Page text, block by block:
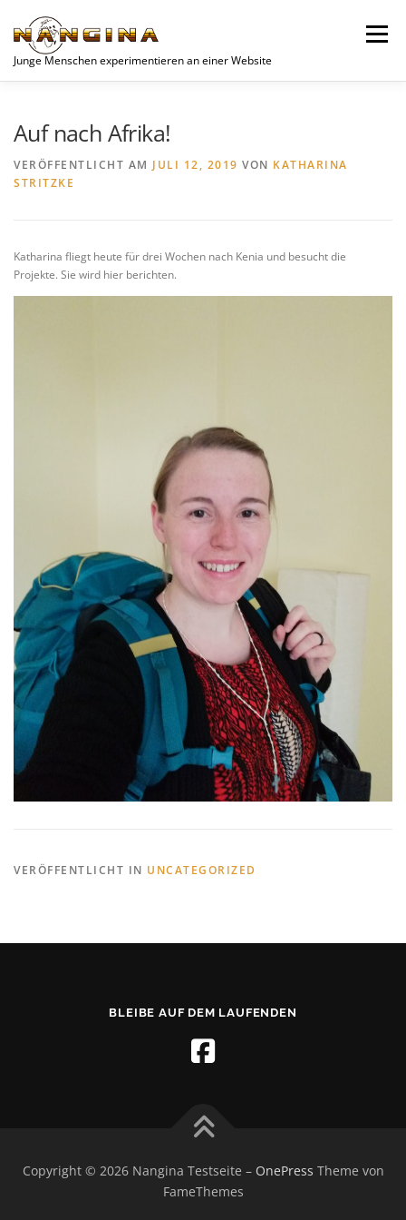
Inhalt
springen
Junge Menschen experimentieren an einer Website
Menü
UNSERE PROJEKTE
WOCHENEND-PLANER DATENSCHUTZERKLÄRUNG
Auf nach Afrika!
VERÖFFENTLICHT AM JULI 12, 2019 VON KATHARINA
STRITZKE
Katharina fliegt heute für drei Wochen nach Kenia und besucht die
Projekte. Sie wird hier berichten.
VERÖFFENTLICHT IN UNCATEGORIZED
BLEIBE AUF DEM LAUFENDEN
Copyright © 2026 Nangina Testseite – OnePress Theme von
FameThemes